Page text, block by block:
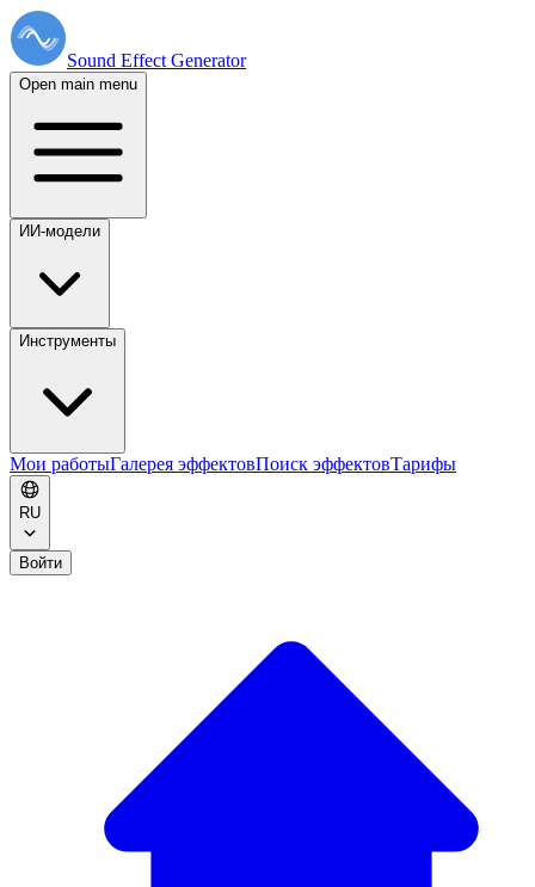
Sound Effect Generator
Open main menu
ИИ-модели
Инструменты
Мои работыГалерея эффектовПоиск эффектовТарифы
RU
Войти